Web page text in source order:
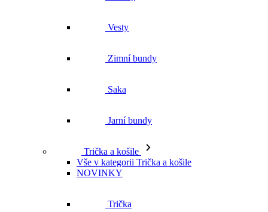
Vesty
Zimní bundy
Saka
Jarní bundy
Trička a košile
Vše v kategorii Trička a košile
NOVINKY
Trička